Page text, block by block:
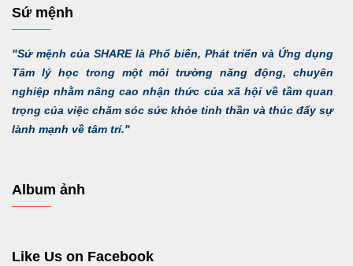
Sứ mệnh
"Sứ mệnh của SHARE là Phổ biến, Phát triển và Ứng dụng
Tâm lý học trong một môi trường năng động, chuyên
nghiệp nhằm nâng cao nhận thức của xã hội về tầm quan
trọng của việc chăm sóc sức khỏe tinh thần và thúc đẩy sự
lành mạnh về tâm trí."
Album ảnh
Like Us on Facebook